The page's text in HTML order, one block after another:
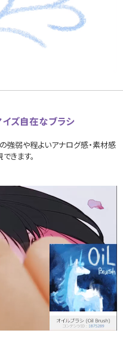
ズ自在なブラシ
強弱や程よいアナログ感・素材感
きます。